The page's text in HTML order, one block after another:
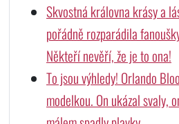
Skvostná královna krásy a
pořádně rozparádila
Někteří nevěří, že je to ona!
To jsou výhledy! Orlando
modelkou. On ukázal svaly,